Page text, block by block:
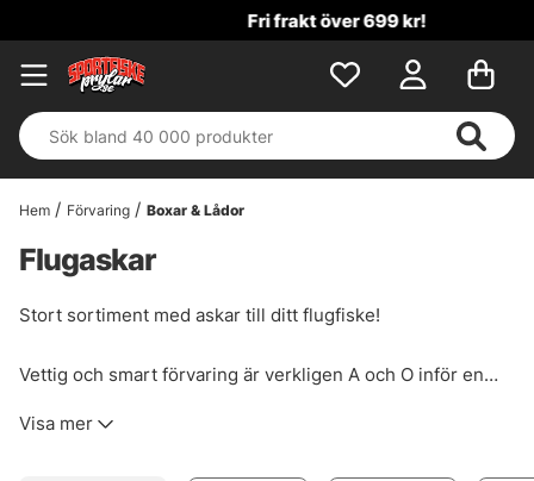
Fri frakt över 699 kr!
Hem Förvaring Boxar & Lådor
Flugaskar
Stort sortiment med askar till ditt flugfiske!
Vettig och smart förvaring är verkligen A och O inför en
och allmän förvaring för dina flugor. Välj mellan foamaskar,
Visa mer